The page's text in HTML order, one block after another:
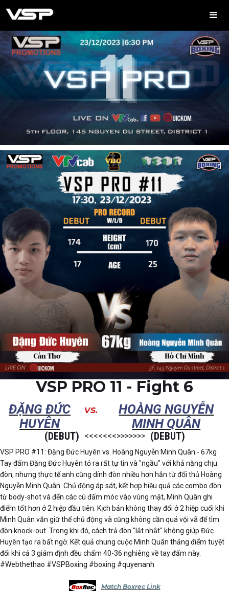
VSP PRO 11 - Fight 6
ĐẶNG ĐỨC
HUYÊN
vs.
HOÀNG NGUYỄN
MINH QUÂN
(DEBUT) <<<<<<<>>>>>>> (DEBUT)
VSP PRO #11: Đặng Đức Huyên vs. Hoàng Nguyễn Minh Quân - 67kg
Tay đấm Đặng Đức Huyên tỏ ra rất tự tin và "ngầu" với khả năng chịu
đòn, nhưng thực tế anh cũng dính đòn nhiều hơn hẳn từ đối thủ Hoàng
Nguyễn Minh Quân. Chủ động áp sát, kết hợp hiệu quả các combo đòn
từ body-shot và đến các cú đấm móc vào vùng mặt, Minh Quân ghi
điểm tốt hơn ở 2 hiệp đầu tiên. Kịch bản không thay đổi ở 2 hiệp cuối khi
Minh Quân vẫn giữ thế chủ động và cũng không cần quá vội vã để tìm
đòn knock-out. Trong khi đó, cách trả đòn "lắt nhắt" không giúp Đức
Huyên tạo ra bất ngờ. Kết quả chung cuộc Minh Quân thắng điểm tuyệt
đối khi cả 3 giám định đều chấm 40-36 nghiêng về tay đấm này.
#Webthethao #VSPBoxing #boxing #quyenanh
Match Boxrec Link